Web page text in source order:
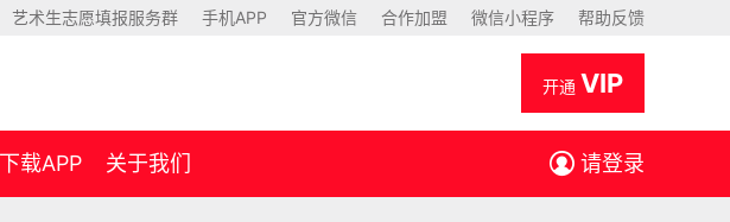
艺术生志愿填报服务群 手机APP 官方微信 合作加盟 微信小程序 帮助反馈
开通 VIP
下载APP 关于我们 请登录